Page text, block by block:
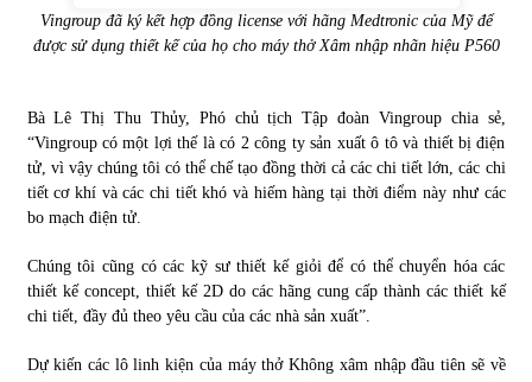
Vingroup đã ký kết hợp đồng license với hãng Medtronic của Mỹ để
được sử dụng thiết kế của họ cho máy thở Xâm nhập nhãn hiệu P560
Bà Lê Thị Thu Thủy, Phó chủ tịch Tập đoàn Vingroup chia sẻ,
“Vingroup có một lợi thế là có 2 công ty sản xuất ô tô và thiết bị điện
tử, vì vậy chúng tôi có thể chế tạo đồng thời cả các chi tiết lớn, các chi
tiết cơ khí và các chi tiết khó và hiếm hàng tại thời điểm này như các
bo mạch điện tử.
Chúng tôi cũng có các kỹ sư thiết kế giỏi để có thể chuyển hóa các
thiết kế concept, thiết kế 2D do các hãng cung cấp thành các thiết kế
chi tiết, đầy đủ theo yêu cầu của các nhà sản xuất”.
Dự kiến các lô linh kiện của máy thở Không xâm nhập đầu tiên sẽ về